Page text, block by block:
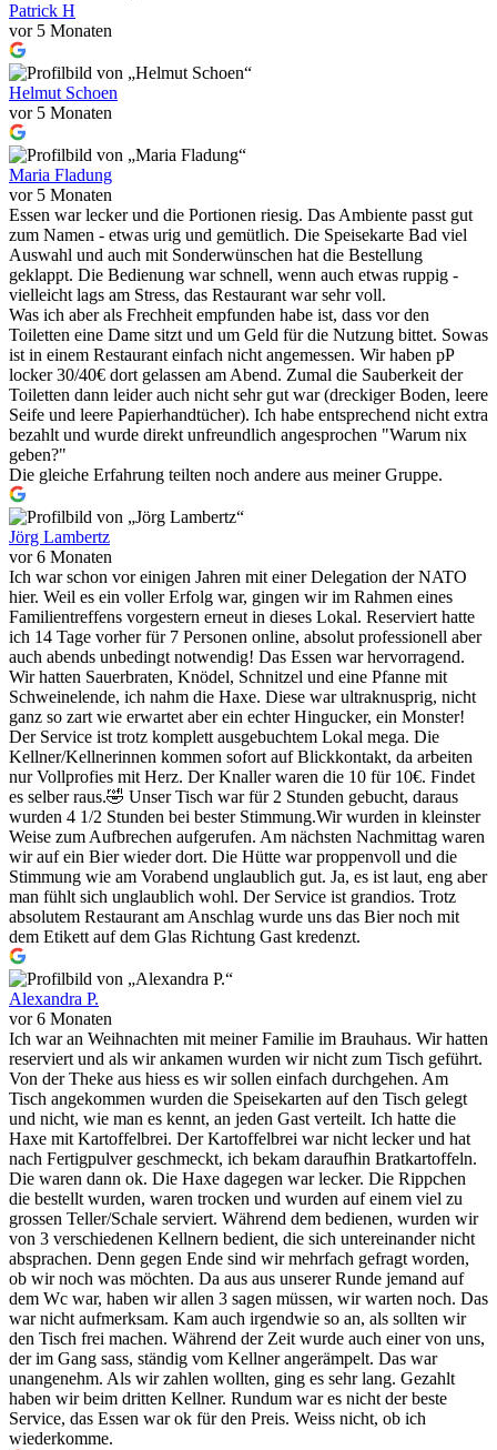
Patrick H
vor 5 Monaten
Helmut Schoen
vor 5 Monaten
Maria Fladung
vor 5 Monaten
Essen war lecker und die Portionen riesig. Das Ambiente passt gut
zum Namen - etwas urig und gemütlich. Die Speisekarte Bad viel
Auswahl und auch mit Sonderwünschen hat die Bestellung
geklappt. Die Bedienung war schnell, wenn auch etwas ruppig -
vielleicht lags am Stress, das Restaurant war sehr voll.
Was ich aber als Frechheit empfunden habe ist, dass vor den
Toiletten eine Dame sitzt und um Geld für die Nutzung bittet. Sowas
ist in einem Restaurant einfach nicht angemessen. Wir haben pP
locker 30/40€ dort gelassen am Abend. Zumal die Sauberkeit der
Toiletten dann leider auch nicht sehr gut war (dreckiger Boden, leere
Seife und leere Papierhandtücher). Ich habe entsprechend nicht extra
bezahlt und wurde direkt unfreundlich angesprochen "Warum nix
geben?"
Die gleiche Erfahrung teilten noch andere aus meiner Gruppe.
Jörg Lambertz
vor 6 Monaten
Ich war schon vor einigen Jahren mit einer Delegation der NATO
hier. Weil es ein voller Erfolg war, gingen wir im Rahmen eines
Familientreffens vorgestern erneut in dieses Lokal. Reserviert hatte
ich 14 Tage vorher für 7 Personen online, absolut professionell aber
auch abends unbedingt notwendig! Das Essen war hervorragend.
Wir hatten Sauerbraten, Knödel, Schnitzel und eine Pfanne mit
Schweinelende, ich nahm die Haxe. Diese war ultraknusprig, nicht
ganz so zart wie erwartet aber ein echter Hingucker, ein Monster!
Der Service ist trotz komplett ausgebuchtem Lokal mega. Die
Kellner/Kellnerinnen kommen sofort auf Blickkontakt, da arbeiten
nur Vollprofies mit Herz. Der Knaller waren die 10 für 10€. Findet
es selber raus.🤣 Unser Tisch war für 2 Stunden gebucht, daraus
wurden 4 1/2 Stunden bei bester Stimmung.Wir wurden in kleinster
Weise zum Aufbrechen aufgerufen. Am nächsten Nachmittag waren
wir auf ein Bier wieder dort. Die Hütte war proppenvoll und die
Stimmung wie am Vorabend unglaublich gut. Ja, es ist laut, eng aber
man fühlt sich unglaublich wohl. Der Service ist grandios. Trotz
absolutem Restaurant am Anschlag wurde uns das Bier noch mit
dem Etikett auf dem Glas Richtung Gast kredenzt.
Alexandra P.
vor 6 Monaten
Ich war an Weihnachten mit meiner Familie im Brauhaus. Wir hatten
reserviert und als wir ankamen wurden wir nicht zum Tisch geführt.
Von der Theke aus hiess es wir sollen einfach durchgehen. Am
Tisch angekommen wurden die Speisekarten auf den Tisch gelegt
und nicht, wie man es kennt, an jeden Gast verteilt. Ich hatte die
Haxe mit Kartoffelbrei. Der Kartoffelbrei war nicht lecker und hat
nach Fertigpulver geschmeckt, ich bekam daraufhin Bratkartoffeln.
Die waren dann ok. Die Haxe dagegen war lecker. Die Rippchen
die bestellt wurden, waren trocken und wurden auf einem viel zu
grossen Teller/Schale serviert. Während dem bedienen, wurden wir
von 3 verschiedenen Kellnern bedient, die sich untereinander nicht
absprachen. Denn gegen Ende sind wir mehrfach gefragt worden,
ob wir noch was möchten. Da aus aus unserer Runde jemand auf
dem Wc war, haben wir allen 3 sagen müssen, wir warten noch. Das
war nicht aufmerksam. Kam auch irgendwie so an, als sollten wir
den Tisch frei machen. Während der Zeit wurde auch einer von uns,
der im Gang sass, ständig vom Kellner angerämpelt. Das war
unangenehm. Als wir zahlen wollten, ging es sehr lang. Gezahlt
haben wir beim dritten Kellner. Rundum war es nicht der beste
Service, das Essen war ok für den Preis. Weiss nicht, ob ich
wiederkomme.